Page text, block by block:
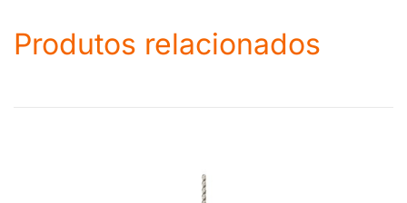
Produtos relacionados